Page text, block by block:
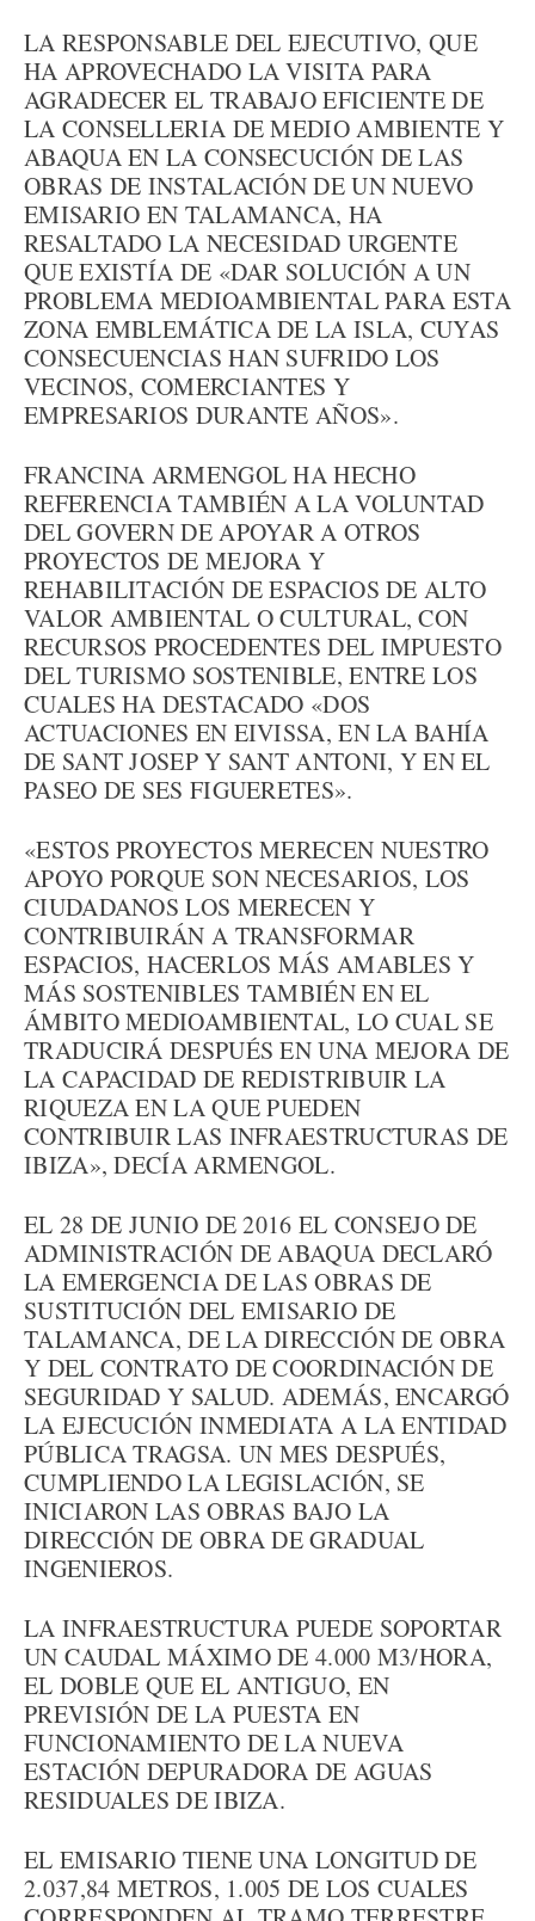
LA RESPONSABLE DEL EJECUTIVO, QUE
HA APROVECHADO LA VISITA PARA
AGRADECER EL TRABAJO EFICIENTE DE
LA CONSELLERIA DE MEDIO AMBIENTE Y
ABAQUA EN LA CONSECUCIÓN DE LAS
OBRAS DE INSTALACIÓN DE UN NUEVO
EMISARIO EN TALAMANCA, HA
RESALTADO LA NECESIDAD URGENTE
QUE EXISTÍA DE «DAR SOLUCIÓN A UN
PROBLEMA MEDIOAMBIENTAL PARA ESTA
ZONA EMBLEMÁTICA DE LA ISLA, CUYAS
CONSECUENCIAS HAN SUFRIDO LOS
VECINOS, COMERCIANTES Y
EMPRESARIOS DURANTE AÑOS».
FRANCINA ARMENGOL HA HECHO
REFERENCIA TAMBIÉN A LA VOLUNTAD
DEL GOVERN DE APOYAR A OTROS
PROYECTOS DE MEJORA Y
REHABILITACIÓN DE ESPACIOS DE ALTO
VALOR AMBIENTAL O CULTURAL, CON
RECURSOS PROCEDENTES DEL IMPUESTO
DEL TURISMO SOSTENIBLE, ENTRE LOS
CUALES HA DESTACADO «DOS
ACTUACIONES EN EIVISSA, EN LA BAHÍA
DE SANT JOSEP Y SANT ANTONI, Y EN EL
PASEO DE SES FIGUERETES».
«ESTOS PROYECTOS MERECEN NUESTRO
APOYO PORQUE SON NECESARIOS, LOS
CIUDADANOS LOS MERECEN Y
CONTRIBUIRÁN A TRANSFORMAR
ESPACIOS, HACERLOS MÁS AMABLES Y
MÁS SOSTENIBLES TAMBIÉN EN EL
ÁMBITO MEDIOAMBIENTAL, LO CUAL SE
TRADUCIRÁ DESPUÉS EN UNA MEJORA DE
LA CAPACIDAD DE REDISTRIBUIR LA
RIQUEZA EN LA QUE PUEDEN
CONTRIBUIR LAS INFRAESTRUCTURAS DE
IBIZA», DECÍA ARMENGOL.
EL 28 DE JUNIO DE 2016 EL CONSEJO DE
ADMINISTRACIÓN DE ABAQUA DECLARÓ
LA EMERGENCIA DE LAS OBRAS DE
SUSTITUCIÓN DEL EMISARIO DE
TALAMANCA, DE LA DIRECCIÓN DE OBRA
Y DEL CONTRATO DE COORDINACIÓN DE
SEGURIDAD Y SALUD. ADEMÁS, ENCARGÓ
LA EJECUCIÓN INMEDIATA A LA ENTIDAD
PÚBLICA TRAGSA. UN MES DESPUÉS,
CUMPLIENDO LA LEGISLACIÓN, SE
INICIARON LAS OBRAS BAJO LA
DIRECCIÓN DE OBRA DE GRADUAL
INGENIEROS.
LA INFRAESTRUCTURA PUEDE SOPORTAR
UN CAUDAL MÁXIMO DE 4.000 M3/HORA,
EL DOBLE QUE EL ANTIGUO, EN
PREVISIÓN DE LA PUESTA EN
FUNCIONAMIENTO DE LA NUEVA
ESTACIÓN DEPURADORA DE AGUAS
RESIDUALES DE IBIZA.
EL EMISARIO TIENE UNA LONGITUD DE
2.037,84 METROS, 1.005 DE LOS CUALES